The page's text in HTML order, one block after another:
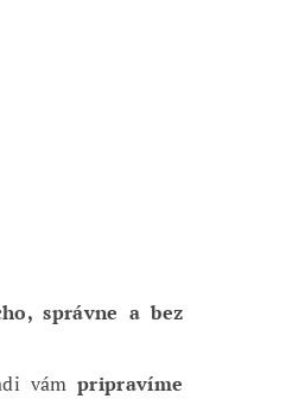
správne a bez
vám pripravíme